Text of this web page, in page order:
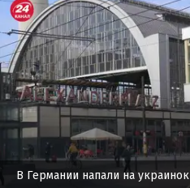
В Германии напали на украинок